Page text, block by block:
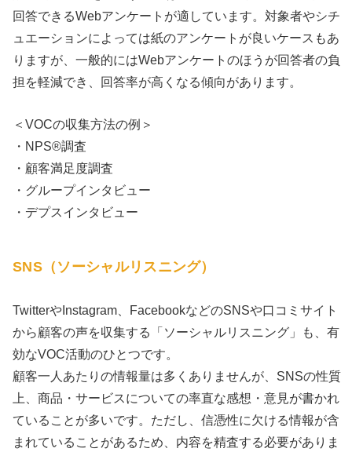
回答できるWebアンケートが適しています。対象者やシチ
ュエーションによっては紙のアンケートが良いケースもあ
りますが、一般的にはWebアンケートのほうが回答者の負
担を軽減でき、回答率が高くなる傾向があります。
＜VOCの収集方法の例＞
・NPS®調査
・顧客満足度調査
・グループインタビュー
・デプスインタビュー
SNS（ソーシャルリスニング）
TwitterやInstagram、FacebookなどのSNSや口コミサイト
から顧客の声を収集する「ソーシャルリスニング」も、有
効なVOC活動のひとつです。
顧客一人あたりの情報量は多くありませんが、SNSの性質
上、商品・サービスについての率直な感想・意見が書かれ
ていることが多いです。ただし、信憑性に欠ける情報が含
まれていることがあるため、内容を精査する必要がありま